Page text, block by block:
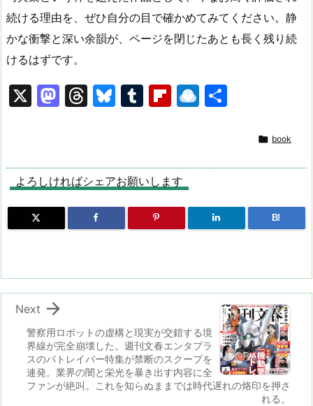
続ける理由を、ぜひ自分の目で確かめてみてください。静
かな衝撃と深い余韻が、ページを閉じたあとも長く残り続
けるはずです。
X
M
o
d
o
n
T
a
d
s
Bl
s
k
y
T
bl
r
Fl
o
ar
d
R
dr
p.
io
 book
よろしければシェアお願いします
B!
警察用ロボットの虚構と現実が交錯する境
界線が完全崩壊した。週刊文春エンタプラ
スのパトレイバー特集が禁断のスクープを
連発。業界の闇と栄光を暴き出す内容に全
ファンが絶叫。これを知らぬままでは時代遅れの烙印を押さ
れる。

Next